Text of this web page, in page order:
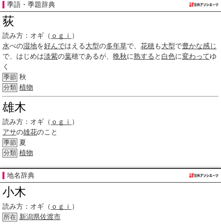
季語・季題辞典
荻
読み方： オギ（ ｏｇｉ ）
水べの湿地を好んではえる大型の多年草で、 花穂も大型で豊かな感じ
で、はじめは淡紫の葉穂であるが、 晩秋に熟する と 白色に変わってゆ
く
季節 秋
分類 植物
雄木
読み方： オギ（ ｏｇｉ ）
アサの雄花のこと
季節 夏
分類 植物
地名辞典
小木
読み方： オギ（ ｏｇｉ ）
所在 新潟県佐渡市